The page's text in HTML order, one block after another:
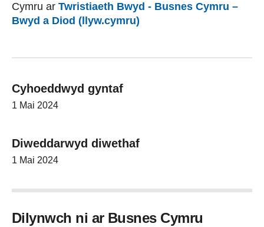
Cymru ar Twristiaeth Bwyd - Busnes Cymru –
Bwyd a Diod (llyw.cymru)
Cyhoeddwyd gyntaf
1 Mai 2024
Diweddarwyd diwethaf
1 Mai 2024
Dilynwch ni ar Busnes Cymru